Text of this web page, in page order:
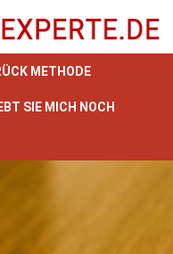
METHODE
SIE MICH NOCH